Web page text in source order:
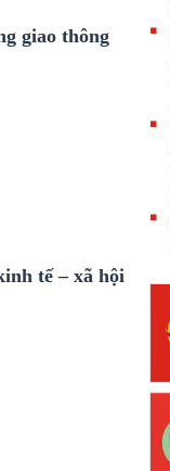
giao thông
tế – xã hội